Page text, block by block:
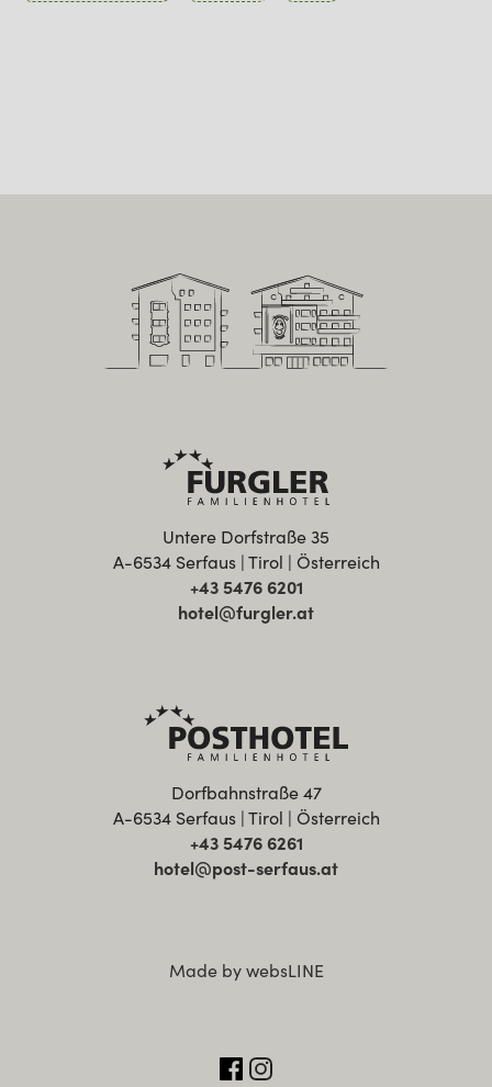
Untere Dorfstraße 35
A-6534 Serfaus | Tirol | Österreich
+43 5476 6201
hotel@furgler.at
Made by websLINE
Dorfbahnstraße 47
A-6534 Serfaus | Tirol | Österreich
+43 5476 6261
hotel@post-serfaus.at